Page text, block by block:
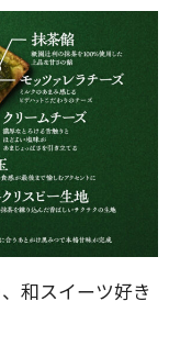
和スイーツ好き